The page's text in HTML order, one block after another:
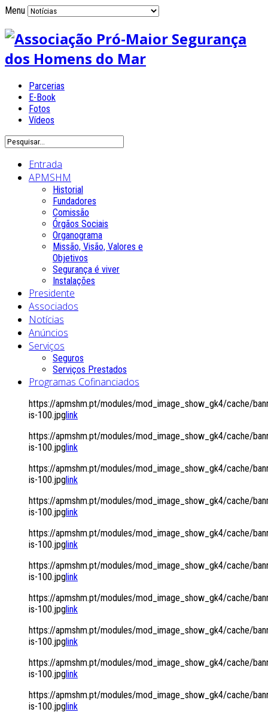
Menu
Parcerias
E-Book
Fotos
Vídeos
Entrada
APMSHM
Historial
Fundadores
Comissão
Órgãos Sociais
Organograma
Missão, Visão, Valores e
Objetivos
Segurança é viver
Instalações
Presidente
Associados
Notícias
Anúncios
Serviços
Seguros
Serviços Prestados
Programas Cofinanciados
https://apmshm.pt/modules/mod_image_show_gk4/cache/
is-100.jpglink
https://apmshm.pt/modules/mod_image_show_gk4/cache/
is-100.jpglink
https://apmshm.pt/modules/mod_image_show_gk4/cache/
is-100.jpglink
https://apmshm.pt/modules/mod_image_show_gk4/cache/
is-100.jpglink
https://apmshm.pt/modules/mod_image_show_gk4/cache/
is-100.jpglink
https://apmshm.pt/modules/mod_image_show_gk4/cache/
is-100.jpglink
https://apmshm.pt/modules/mod_image_show_gk4/cache/
is-100.jpglink
https://apmshm.pt/modules/mod_image_show_gk4/cache/
is-100.jpglink
https://apmshm.pt/modules/mod_image_show_gk4/cache/
is-100.jpglink
https://apmshm.pt/modules/mod_image_show_gk4/cache/
is-100.jpglink